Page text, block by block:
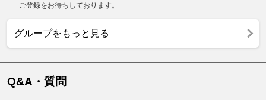
ご登録をお待ちしております。
グループをもっと見る
Q&A・質問